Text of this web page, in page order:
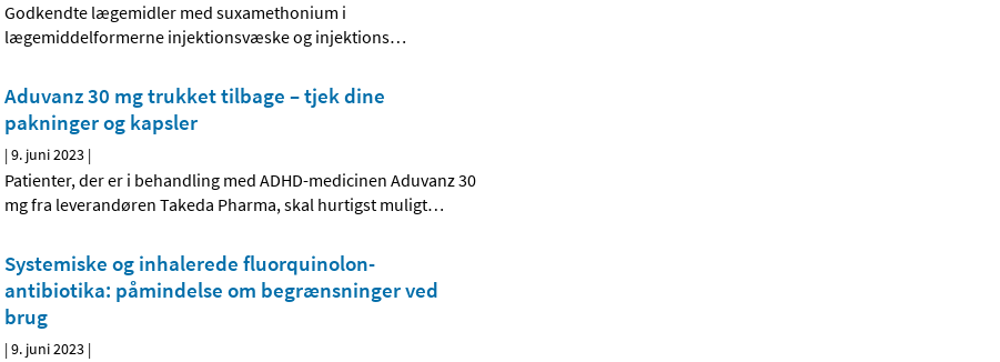
Godkendte lægemidler med suxamethonium i
lægemiddelformerne injektionsvæske og injektions…
Aduvanz 30 mg trukket tilbage – tjek dine
pakninger og kapsler
|9. juni 2023 |
Patienter, der er i behandling med ADHD-medicinen Aduvanz 30
mg fra leverandøren Takeda Pharma, skal hurtigst muligt…
Systemiske og inhalerede fluorquinolon-
antibiotika: påmindelse om begrænsninger ved
brug
|9. juni 2023 |